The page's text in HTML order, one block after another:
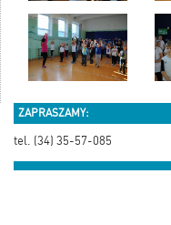
ZAPRASZAMY:
tel. (34) 35-57-085